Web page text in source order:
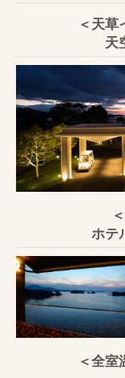
＜天草
天
ホテ
＜全室